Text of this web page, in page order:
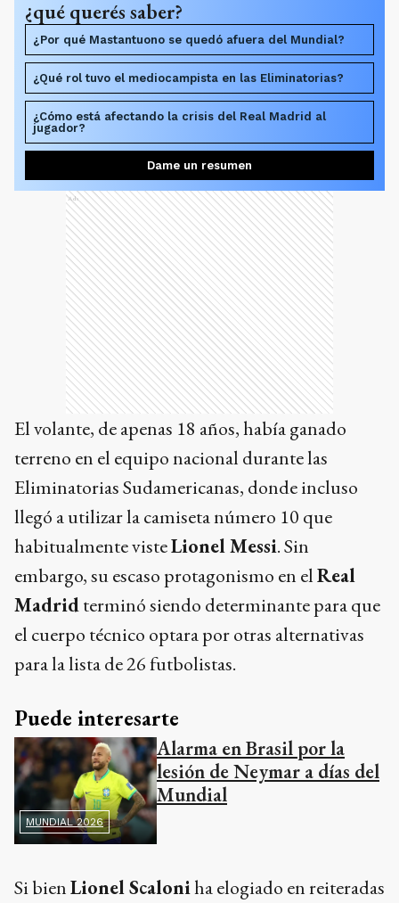
¿qué querés saber?
¿Por qué Mastantuono se quedó afuera del Mundial?
¿Qué rol tuvo el mediocampista en las Eliminatorias?
¿Cómo está afectando la crisis del Real Madrid al
jugador?
Dame un resumen
Ads
El volante, de apenas 18 años, había ganado
terreno en el equipo nacional durante las
Eliminatorias Sudamericanas, donde incluso
llegó a utilizar la camiseta número 10 que
habitualmente visteLionel Messi. Sin
embargo, su escaso protagonismo en elReal
Madridterminó siendo determinante para que
el cuerpo técnico optara por otras alternativas
para la lista de 26 futbolistas.
Puede interesarte
MUNDIAL 2026
Alarma en Brasil por la
lesión de Neymar a días del
Mundial
Si bienLionel Scaloniha elogiado en reiteradas